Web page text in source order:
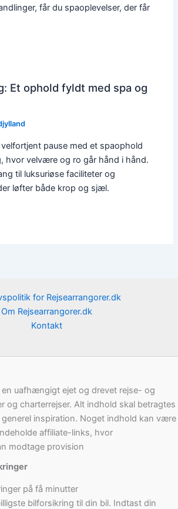
får du spaoplevelser, der får
Et ophold fyldt med spa og
pause med et spaophold
hvor velvære og ro går hånd i hånd.
til luksuriøse faciliteter og
løfter både krop og sjæl.
for Rejsearrangorer.dk
Om Rejsearrangorer.dk
Kontakt
en uafhængigt ejet og drevet rejse- og
og charterrejser. Alt indhold skal betragtes
inspiration. Noget indhold kan være
affiliate-links, hvor
modtage provision
på få minutter
bilforsikring til din bil. Indtast din